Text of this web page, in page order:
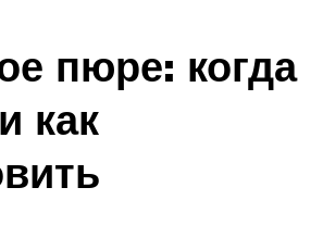
пюре: когда
как